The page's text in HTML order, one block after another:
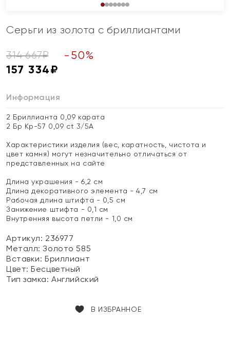
Серьги из золота с бриллиантами
314 667₽ - 50%
157 334₽
Информация
2 Бриллианта 0,09 карата
2 Бр Кр-57 0,09 ct 3/5А
Характеристики изделия (вес, каратность, чистота и
цвет камня) могут незначительно отличаться от
представленных на сайте
Длина украшения - 6,2 см
Длина декоративного элемента - 4,7 см
Рабочая длина штифта - 0,5 см
Занижение штифта - 0,1 см
Внутренняя высота петли - 1,0 см
Артикул: 236977
Металл:Золото 585
Вставки:Бриллиант
Цвет:Бесцветный
Тип замка:Английский
В ИЗБРАННОЕ